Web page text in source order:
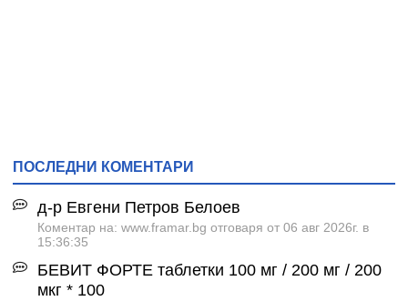
ПОСЛЕДНИ КОМЕНТАРИ
д-р Евгени Петров Белоев
Коментар на: www.framar.bg отговаря от 06 авг 2026г. в
15:36:35
БЕВИТ ФОРТЕ таблетки 100 мг / 200 мг / 200
мкг * 100